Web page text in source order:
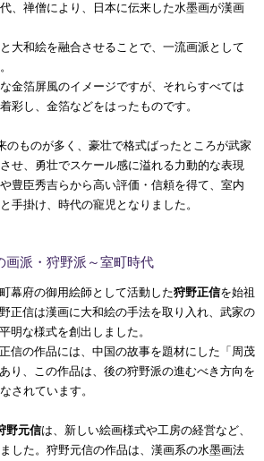
、禅僧により、日本に伝来した水墨画が漢画
大和絵を融合させることで、一流画派として
金箔屏風のイメージですが、それらすべては
彩し、金箔などをはったものです。
のものが多く、豪壮で格式ばったところが武家
せ、勇壮でスケール感に溢れる力動的な表現
豊臣秀吉らから高い評価・信頼を得て、室内
手掛け、時代の寵児となりました。
画派・狩野派～室町時代
幕府の御用絵師として活動した狩野正信を始祖
正信は漢画に大和絵の手法を取り入れ、武家の
明な様式を創出しました。
信の作品には、中国の故事を題材にした「周茂
り、この作品は、後の狩野派の進むべき方向を
されています。
野元信は、新しい絵画様式や工房の経営など、
した。狩野元信の作品は、漢画系の水墨画法